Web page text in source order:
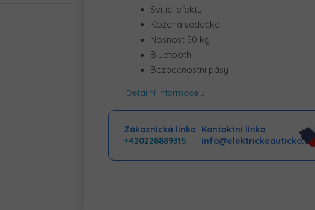
Svítící efekty
Kožená sedačka
Nosnost 50 kg
Bluetooth
Bezpečnostní pásy
Detailní informace
Zákaznická linka
+420228889315
Kontaktní linka
info@elektrickeauticko.cz